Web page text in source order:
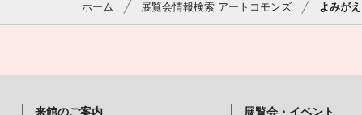
ホーム 展覧会情報検索 アートコモンズ よみが
来館のご案内 展覧会・イベント